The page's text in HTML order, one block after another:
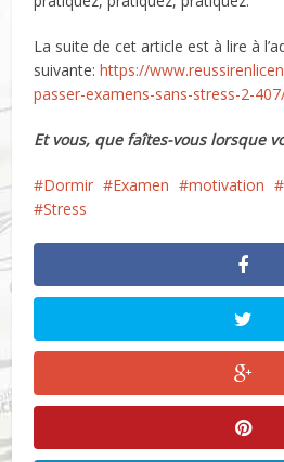
La suite de cet article est à lire à
suivante:https://
passer-examens-sans-stress-2-
Et vous, que faîtes-vous lorsque
Dormir Examen motivation
Stress